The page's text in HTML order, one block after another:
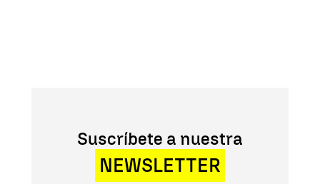
Suscríbete a nuestra
NEWSLETTER